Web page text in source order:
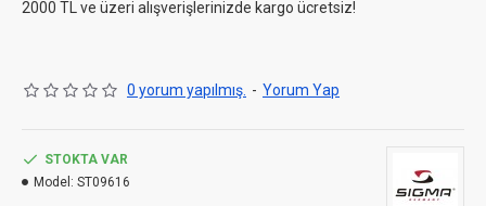
2000 TL ve üzeri alışverişlerinizde kargo ücretsiz!
0 yorum yapılmış. - Yorum Yap
STOKTA VAR
Model: ST09616